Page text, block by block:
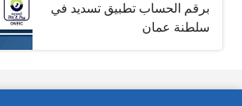
برقم الحساب تطبيق تسديد في
سلطنة عمان